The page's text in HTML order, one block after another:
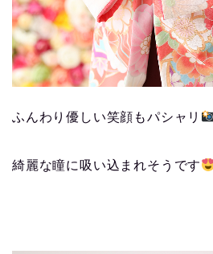
ふんわり優しい笑顔もパシャリ
綺麗な瞳に吸い込まれそうです